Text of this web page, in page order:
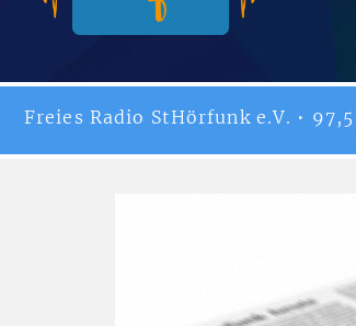
Freies Radio StHörfunke.V. •